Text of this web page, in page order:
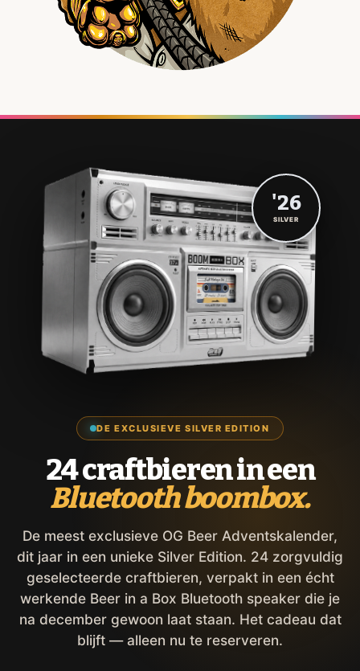
DE EXCLUSIEVE SILVER EDITION
24 craftbieren in een
Bluetooth boombox.
De meest exclusieve OG Beer Adventskalender,
dit jaar in een unieke Silver Edition. 24 zorgvuldig
geselecteerde craftbieren, verpakt in een écht
werkende Beer in a Box Bluetooth speaker die je
na december gewoon laat staan. Het cadeau dat
blijft — alleen nu te reserveren.
'26
SILVER